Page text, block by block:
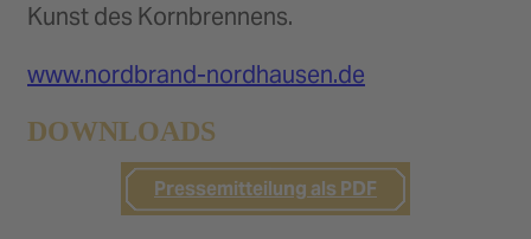
Kunst des Kornbrennens.
www.nordbrand-nordhausen.de
DOWNLOADS
Pressemitteilung als PDF